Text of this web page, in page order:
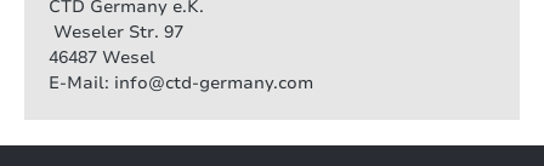
CTD Germany e.K.
Weseler Str. 97
46487 Wesel
E-Mail: info@ctd-germany.com